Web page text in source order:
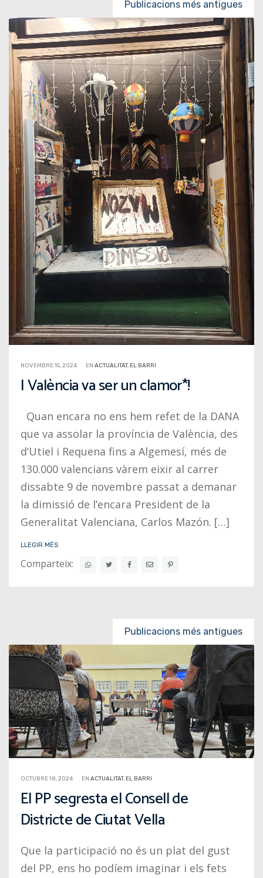
Publicacions més antigues
NOVEMBRE 15, 2024 EN ACTUALITAT, EL BARRI
I València va ser un clamor*!
Quan encara no ens hem refet de la DANA
que va assolar la província de València, des
d’Utiel i Requena fins a Algemesí, més de
130.000 valencians vàrem eixir al carrer
dissabte 9 de novembre passat a demanar
la dimissió de l’encara President de la
Generalitat Valenciana, Carlos Mazón. […]
LLEGIR MÉS
Comparteix:
Publicacions més antigues
OCTUBRE 18, 2024 EN ACTUALITAT, EL BARRI
El PP segresta el Consell de
Districte de Ciutat Vella
Que la participació no és un plat del gust
del PP, ens ho podíem imaginar i els fets